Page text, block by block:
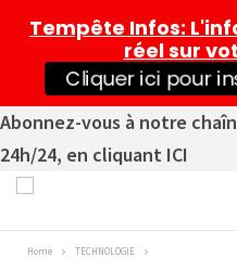
Abonnez-vous à notre
24h/24, en cliquant ICI
Home TECHNOLOGIE
Tempête Infos:
réel sur
Cliquer ici pour